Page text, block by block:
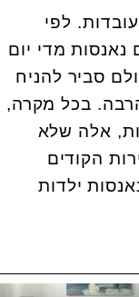
לפי
הלאומיים 92 נשים נאנסות מדי יום
סביר להניח
בכל מקרה,
אלה שלא
הקודים
ילדות